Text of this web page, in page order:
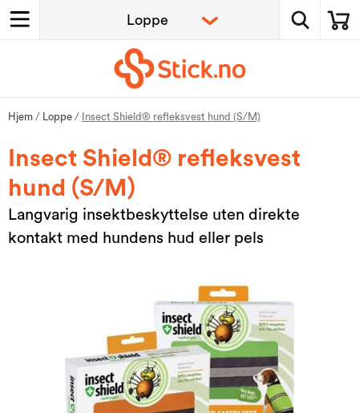
Hjem / Loppe / Insect Shield® refleksvest hund (S/M)
Insect Shield® refleksvest
hund (S/M)
Langvarig insektbeskyttelse uten direkte
kontakt med hundens hud eller pels